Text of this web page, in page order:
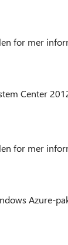
for mer
Center
for mer
Azure-